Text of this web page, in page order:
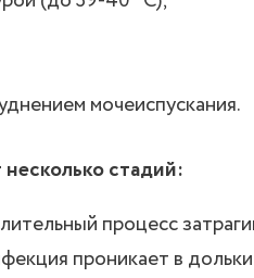
мочеиспускания.
стадий:
процесс
проникает в